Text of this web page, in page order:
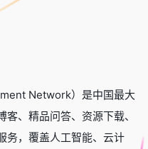
Network）是中国最大
、精品问答、资源下载、
务，覆盖人工智能、云计